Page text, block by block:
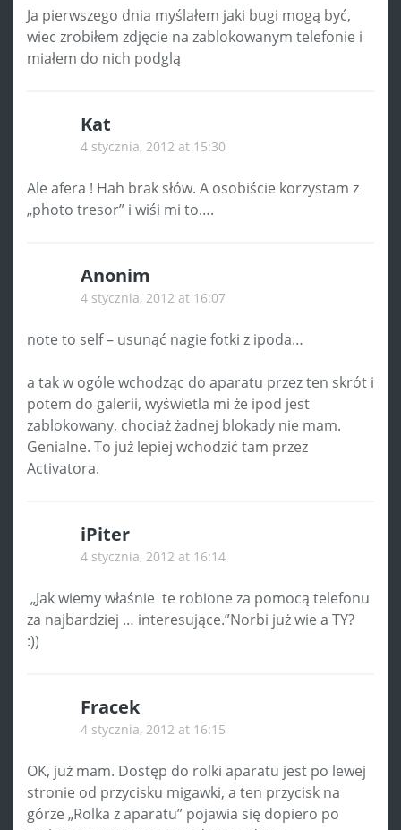
Ja pierwszego dnia myślałem jaki bugi mogą być,
wiec zrobiłem zdjęcie na zablokowanym telefonie i
miałem do nich podglą
Kat
4 stycznia, 2012 at 15:30
Ale afera ! Hah brak słów. A osobiście korzystam z
„photo tresor” i wiśi mi to….
Anonim
4 stycznia, 2012 at 16:07
note to self – usunąć nagie fotki z ipoda…
a tak w ogóle wchodząc do aparatu przez ten skrót i
potem do galerii, wyświetla mi że ipod jest
zablokowany, chociaż żadnej blokady nie mam.
Genialne. To już lepiej wchodzić tam przez
Activatora.
iPiter
4 stycznia, 2012 at 16:14
„Jak wiemy właśnie te robione za pomocą telefonu
za najbardziej … interesujące.”Norbi już wie a TY?
:))
Fracek
4 stycznia, 2012 at 16:15
OK, już mam. Dostęp do rolki aparatu jest po lewej
stronie od przycisku migawki, a ten przycisk na
górze „Rolka z aparatu” pojawia się dopiero po